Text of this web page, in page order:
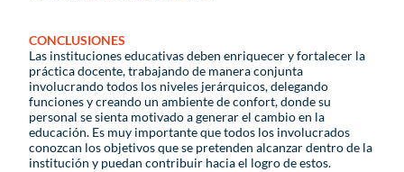
CONCLUSIONES
Las instituciones educativas deben enriquecer y fortalecer la
práctica docente, trabajando de manera conjunta
involucrando todos los niveles jerárquicos, delegando
funciones y creando un ambiente de confort, donde su
personal se sienta motivado a generar el cambio en la
educación. Es muy importante que todos los involucrados
conozcan los objetivos que se pretenden alcanzar dentro de la
institución y puedan contribuir hacia el logro de estos.